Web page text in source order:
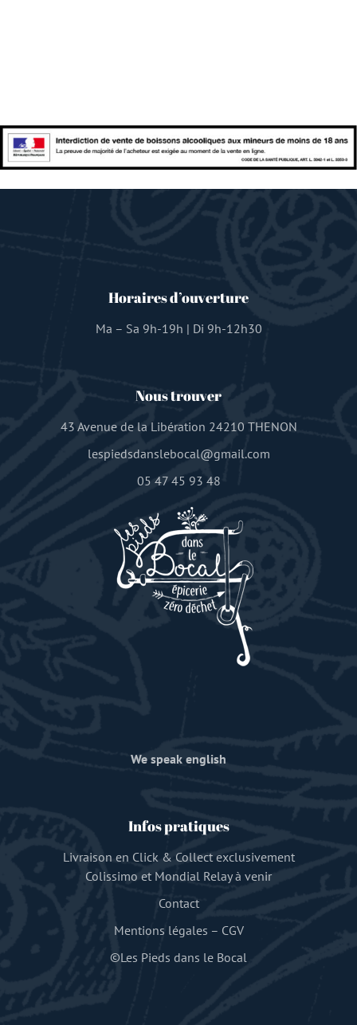
Horaires d’ouverture
Ma – Sa 9h-19h | Di 9h-12h30
Nous trouver
43 Avenue de la Libération 24210 THENON
lespiedsdanslebocal@gmail.com
05 47 45 93 48
We speak english
Infos pratiques
Livraison en Click & Collect exclusivement
Colissimo et Mondial Relay à venir
Contact
Mentions légales – CGV
©Les Pieds dans le Bocal